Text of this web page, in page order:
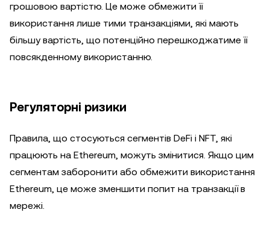
грошовою вартістю. Це може обмежити її
використання лише тими транзакціями, які мають
більшу вартість, що потенційно перешкоджатиме її
повсякденному використанню.
Регуляторні ризики
Правила, що стосуються сегментів DeFi і NFT, які
працюють на Ethereum, можуть змінитися. Якщо цим
сегментам заборонити або обмежити використання
Ethereum, це може зменшити попит на транзакції в
мережі.